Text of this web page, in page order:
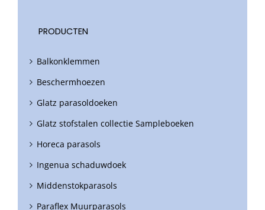
PRODUCTEN
Balkonklemmen
Beschermhoezen
Glatz parasoldoeken
Glatz stofstalen collectie Sampleboeken
Horeca parasols
Ingenua schaduwdoek
Middenstokparasols
Paraflex Muurparasols